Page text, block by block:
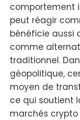
comportement
peut réagir
bénéficie aussi
comme
traditionnel.
géopolitique,
moyen de
ce qui soutient
marchés